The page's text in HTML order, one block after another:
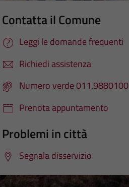
Contatta il Comune
Leggi le domande frequenti
Richiedi assistenza
Numero verde 011.9880100
Prenota appuntamento
Problemi in città
Segnala disservizio